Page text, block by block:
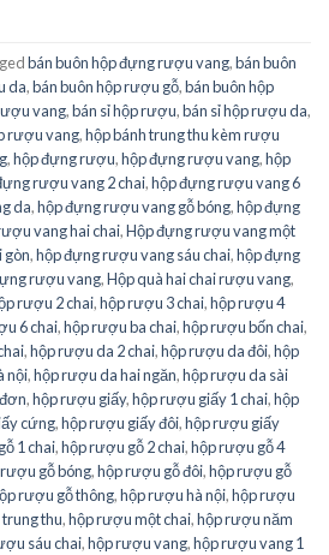
bán buôn hộp đựng rượu vang,bán buôn
da,bán buôn hộp rượu gỗ,bán buôn hộp
vang,bán sỉ hộp rượu,bán sỉ hộp rượu da,
rượu vang,hộp bánh trung thu kèm rượu
,hộp đựng rượu,hộp đựng rượu vang,hộp
rượu vang 2 chai,hộp đựng rượu vang 6
da,hộp đựng rượu vang gỗ bóng,hộp đựng
vang hai chai,Hộp đựng rượu vang một
gòn,hộp đựng rượu vang sáu chai,hộp đựng
rượu vang,Hộp quà hai chai rượu vang,
rượu 2 chai,hộp rượu 3 chai,hộp rượu 4
6 chai,hộp rượu ba chai,hộp rượu bốn chai,
,hộp rượu da 2 chai,hộp rượu da đôi,hộp
nội,hộp rượu da hai ngăn,hộp rượu da sài
,hộp rượu giấy,hộp rượu giấy 1 chai,hộp
cứng,hộp rượu giấy đôi,hộp rượu giấy
1 chai,hộp rượu gỗ 2 chai,hộp rượu gỗ 4
gỗ bóng,hộp rượu gỗ đôi,hộp rượu gỗ
rượu gỗ thông,hộp rượu hà nội,hộp rượu
thu,hộp rượu một chai,hộp rượu năm
sáu chai,hộp rượu vang,hộp rượu vang 1